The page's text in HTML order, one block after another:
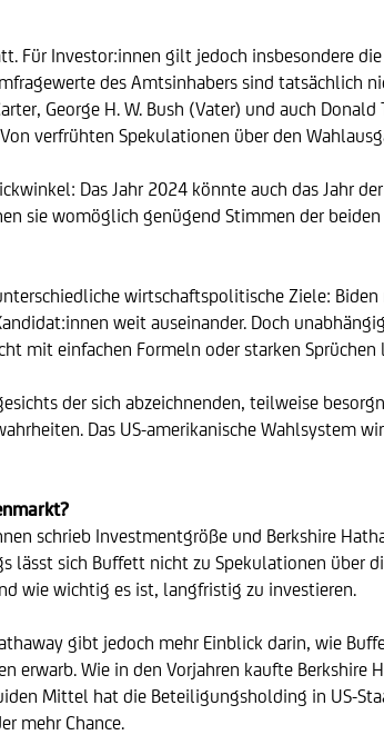
Für Investor:innen gilt jedoch insbesondere
des Amtsinhabers sind tatsächlich
George H. W. Bush (Vater) und auch
verfrühten Spekulationen über den
Das Jahr 2024 könnte auch das Jahr
sie womöglich genügend Stimmen der
wirtschaftspolitische Ziele:
weit auseinander. Doch
mit einfachen Formeln oder starken
der sich abzeichnenden, teilweise
Das US-amerikanische Wahlsystem
schrieb Investmentgröße und Berkshire
lässt sich Buffett nicht zu Spekulationen über
wie wichtig es ist, langfristig zu investieren.
gibt jedoch mehr Einblick darin, wie
erwarb. Wie in den Vorjahren kaufte Berkshire
Mittel hat die Beteiligungsholding in US-
mehr Chance.